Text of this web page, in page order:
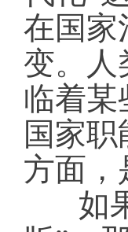
在国家
变。人
临着某
国家
方面，
如